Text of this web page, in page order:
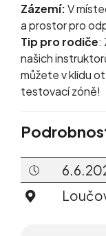
Zázemí:V
a prostor pro
Tip pro rodiče:
našich
můžete v klidu
testovací zóně!